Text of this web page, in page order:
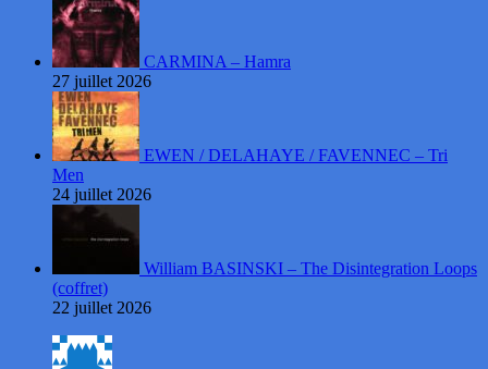
CARMINA – Hamra
27 juillet 2026
EWEN / DELAHAYE / FAVENNEC – Tri
Men
24 juillet 2026
William BASINSKI – The Disintegration Loops
(coffret)
22 juillet 2026